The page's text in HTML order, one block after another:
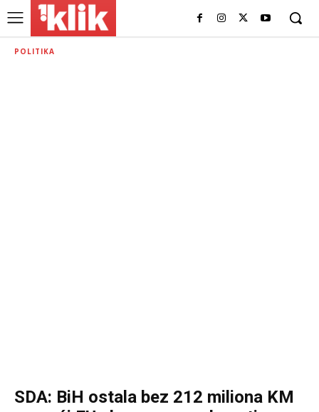
POLITIKA
SDA: BiH ostala bez 212 miliona KM